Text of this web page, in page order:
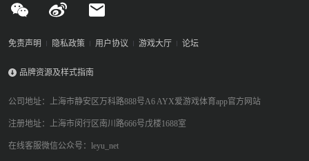
免责声明 隐私政策 用户协议 游戏大厅 论坛
品牌资源及样式指南
公司地址：上海市静安区万科路888号A6 AYX爱游戏体育app官方网站
注册地址：上海市闵行区南川路666号戊楼1688室
在线客服微信公众号：leyu_net